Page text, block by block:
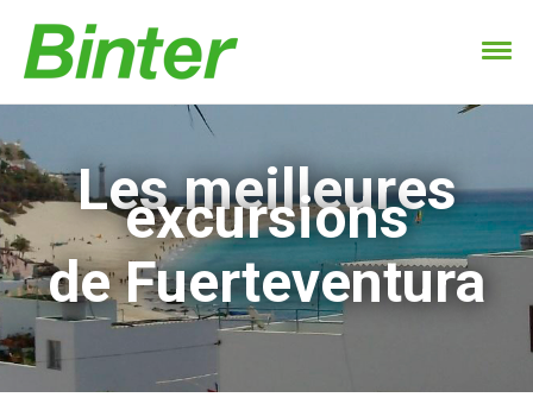
Les meilleures
excursions
de Fuerteventura